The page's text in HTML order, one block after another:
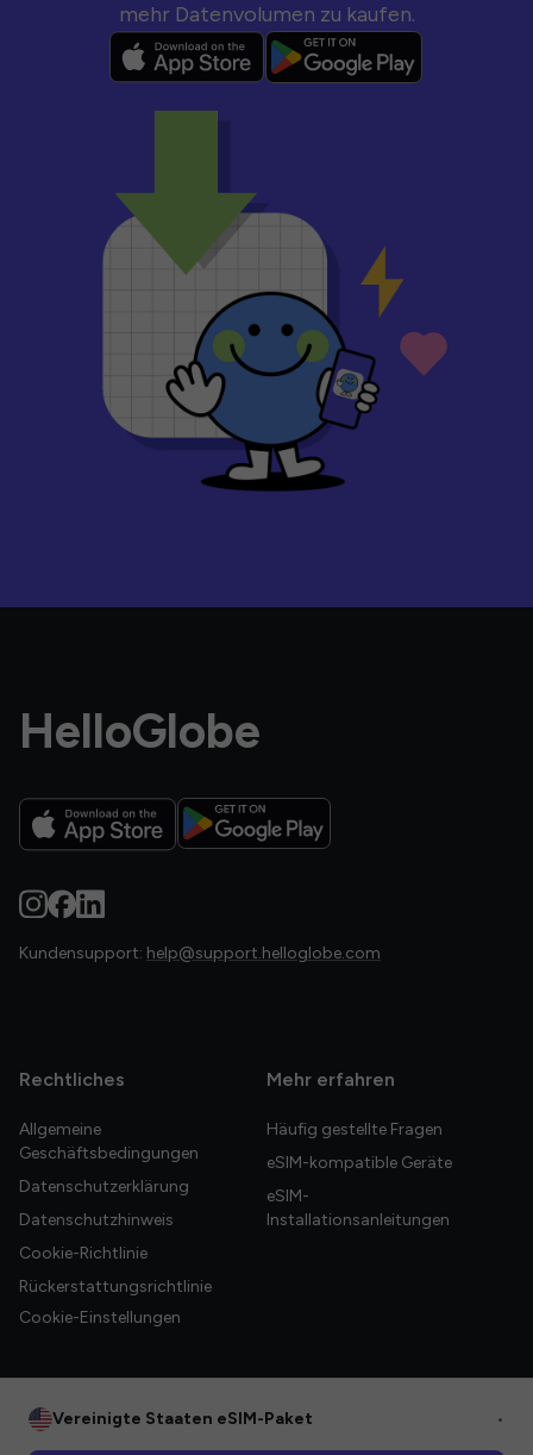
mehr Datenvolumen zu kaufen.
HelloGlobe
Kundensupport: help@support.helloglobe.com
Rechtliches
Allgemeine
Geschäftsbedingungen
Datenschutzerklärung
Datenschutzhinweis
Cookie-Richtlinie
Rückerstattungsrichtlinie
Cookie-Einstellungen
Mehr erfahren
Häufig gestellte Fragen
eSIM-kompatible Geräte
eSIM-
Installationsanleitungen
Vereinigte Staaten eSIM-Paket •